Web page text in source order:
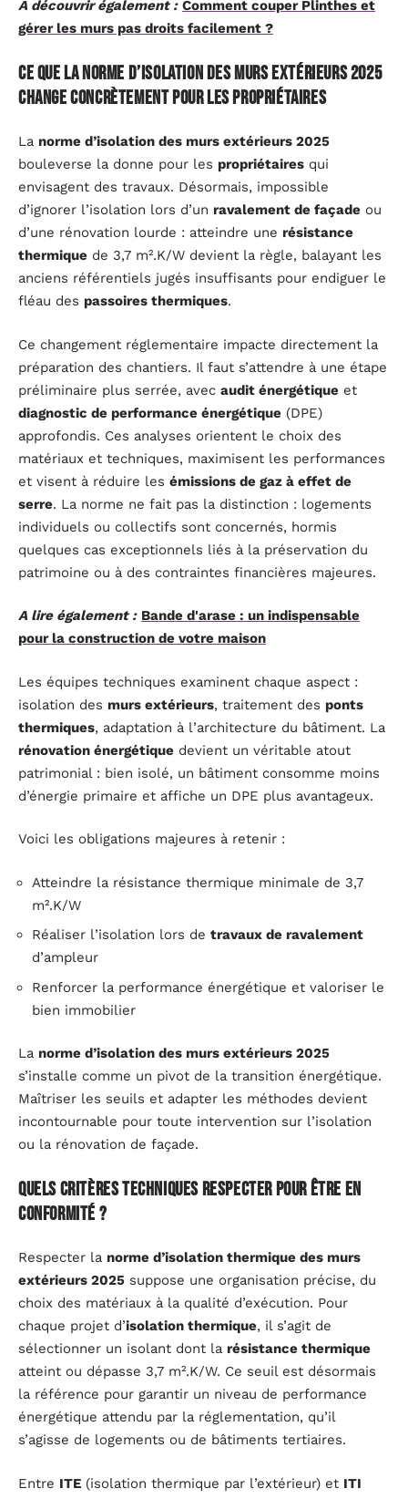
A découvrir également : Comment couper Plinthes et
gérer les murs pas droits facilement ?
Ce que la norme d’isolation des murs extérieurs 2025
change concrètement pour les propriétaires
La norme d’isolation des murs extérieurs 2025
bouleverse la donne pour les propriétaires qui
envisagent des travaux. Désormais, impossible
d’ignorer l’isolation lors d’un ravalement de façade ou
d’une rénovation lourde : atteindre une résistance
thermique de 3,7 m².K/W devient la règle, balayant les
anciens référentiels jugés insuffisants pour endiguer le
fléau des passoires thermiques.
Ce changement réglementaire impacte directement la
préparation des chantiers. Il faut s’attendre à une étape
préliminaire plus serrée, avec audit énergétique et
diagnostic de performance énergétique (DPE)
approfondis. Ces analyses orientent le choix des
matériaux et techniques, maximisent les performances
et visent à réduire les émissions de gaz à effet de
serre. La norme ne fait pas la distinction : logements
individuels ou collectifs sont concernés, hormis
quelques cas exceptionnels liés à la préservation du
patrimoine ou à des contraintes financières majeures.
A lire également : Bande d'arase : un indispensable
pour la construction de votre maison
Les équipes techniques examinent chaque aspect :
isolation des murs extérieurs, traitement des ponts
thermiques, adaptation à l’architecture du bâtiment. La
rénovation énergétique devient un véritable atout
patrimonial : bien isolé, un bâtiment consomme moins
d’énergie primaire et affiche un DPE plus avantageux.
Voici les obligations majeures à retenir :
Atteindre la résistance thermique minimale de 3,7
m².K/W
Réaliser l’isolation lors de travaux de ravalement
d’ampleur
Renforcer la performance énergétique et valoriser le
bien immobilier
La norme d’isolation des murs extérieurs 2025
s’installe comme un pivot de la transition énergétique.
Maîtriser les seuils et adapter les méthodes devient
incontournable pour toute intervention sur l’isolation
ou la rénovation de façade.
Quels critères techniques respecter pour être en
conformité ?
Respecter la norme d’isolation thermique des murs
extérieurs 2025 suppose une organisation précise, du
choix des matériaux à la qualité d’exécution. Pour
chaque projet d’isolation thermique, il s’agit de
sélectionner un isolant dont la résistance thermique
atteint ou dépasse 3,7 m².K/W. Ce seuil est désormais
la référence pour garantir un niveau de performance
énergétique attendu par la réglementation, qu’il
s’agisse de logements ou de bâtiments tertiaires.
Entre ITE (isolation thermique par l’extérieur) et ITI